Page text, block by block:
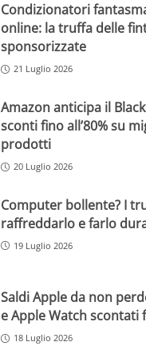
Condizionatori
online: la truffa delle
sponsorizzate
21 Luglio 2026
Amazon anticipa il
sconti fino all’80% su
prodotti
20 Luglio 2026
Computer bollente? I
raffreddarlo e farlo
19 Luglio 2026
Saldi Apple da non
e Apple Watch scontati
18 Luglio 2026